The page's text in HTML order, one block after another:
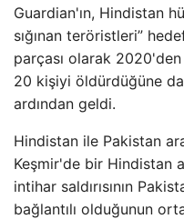
Guardian'ın, Hindistan
sığınan teröristleri”
parçası olarak
20 kişiyi öldürdüğüne
ardından geldi.
Hindistan ile Pakistan
Keşmir'de bir Hindistan
intihar saldırısının
bağlantılı olduğunun